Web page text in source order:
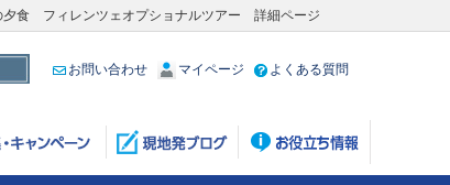
夕食 フィレンツェオプショナルツアー 詳細ページ
お問い合わせ マイページ よくある質問